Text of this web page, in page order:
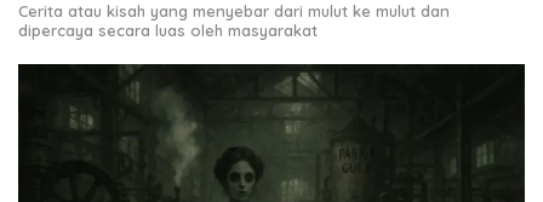
Cerita atau kisah yang menyebar dari mulut ke mulut dan
dipercaya secara luas oleh masyarakat